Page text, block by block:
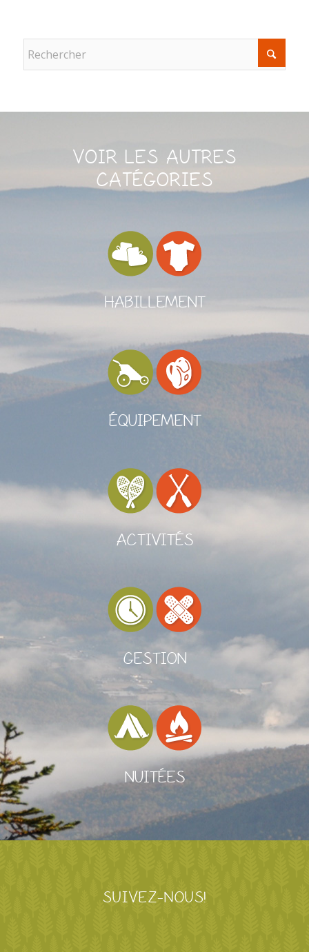
VOIR LES AUTRES
CATÉGORIES
HABILLEMENT
ÉQUIPEMENT
ACTIVITÉS
GESTION
NUITÉES
SUIVEZ-NOUS!